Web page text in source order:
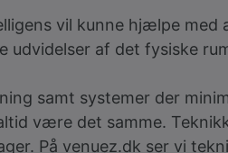
vil kunne hjælpe med
udvidelser af det fysiske
samt systemer der
være det samme.
På venuez.dk ser vi